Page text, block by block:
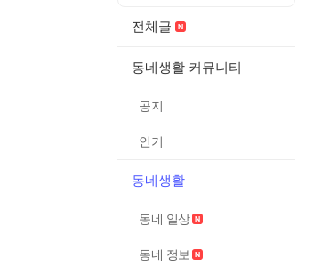
전체글
동네생활 커뮤니티
공지
인기
동네생활
동네 일상
동네 정보